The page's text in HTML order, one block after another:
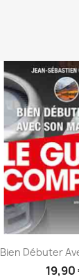
Aperçu
Bien Débuter
19,90